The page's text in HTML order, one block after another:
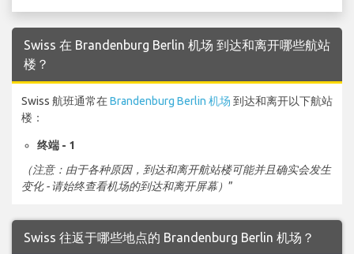
Swiss 在 Brandenburg Berlin 机场 到达和离开哪些航站
楼？
Swiss 航班通常在Brandenburg Berlin 机场 到达和离开以下航站
楼：
终端 - 1
（注意：由于各种原因，到达和离开航站楼可能并且确实会发生
变化 - 请始终查看机场的到达和离开屏幕） ”
Swiss 往返于哪些地点的 Brandenburg Berlin 机场？